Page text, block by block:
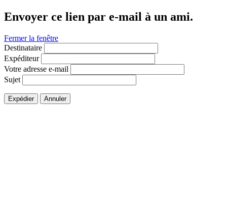
Envoyer ce lien par e-mail à un ami.
Fermer la fenêtre
Destinataire
Expéditeur
Votre adresse e-mail
Sujet
Expédier Annuler